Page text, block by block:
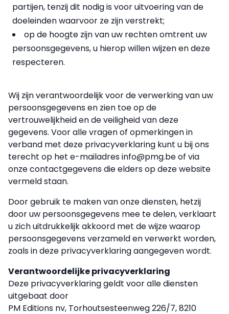
partijen, tenzij dit nodig is voor uitvoering van de
doeleinden waarvoor ze zijn verstrekt;
op de hoogte zijn van uw rechten omtrent uw
persoonsgegevens, u hierop willen wijzen en deze
respecteren.
Wij zijn verantwoordelijk voor de verwerking van uw
persoonsgegevens en zien toe op de
vertrouwelijkheid en de veiligheid van deze
gegevens. Voor alle vragen of opmerkingen in
verband met deze privacyverklaring kunt u bij ons
terecht op het e-mailadres info@pmg.be of via
onze contactgegevens die elders op deze website
vermeld staan.
Door gebruik te maken van onze diensten, hetzij
door uw persoonsgegevens mee te delen, verklaart
u zich uitdrukkelijk akkoord met de wijze waarop
persoonsgegevens verzameld en verwerkt worden,
zoals in deze privacyverklaring aangegeven wordt.
Verantwoordelijke privacyverklaring
Deze privacyverklaring geldt voor alle diensten
uitgebaat door
PM Editions nv, Torhoutsesteenweg 226/7, 8210